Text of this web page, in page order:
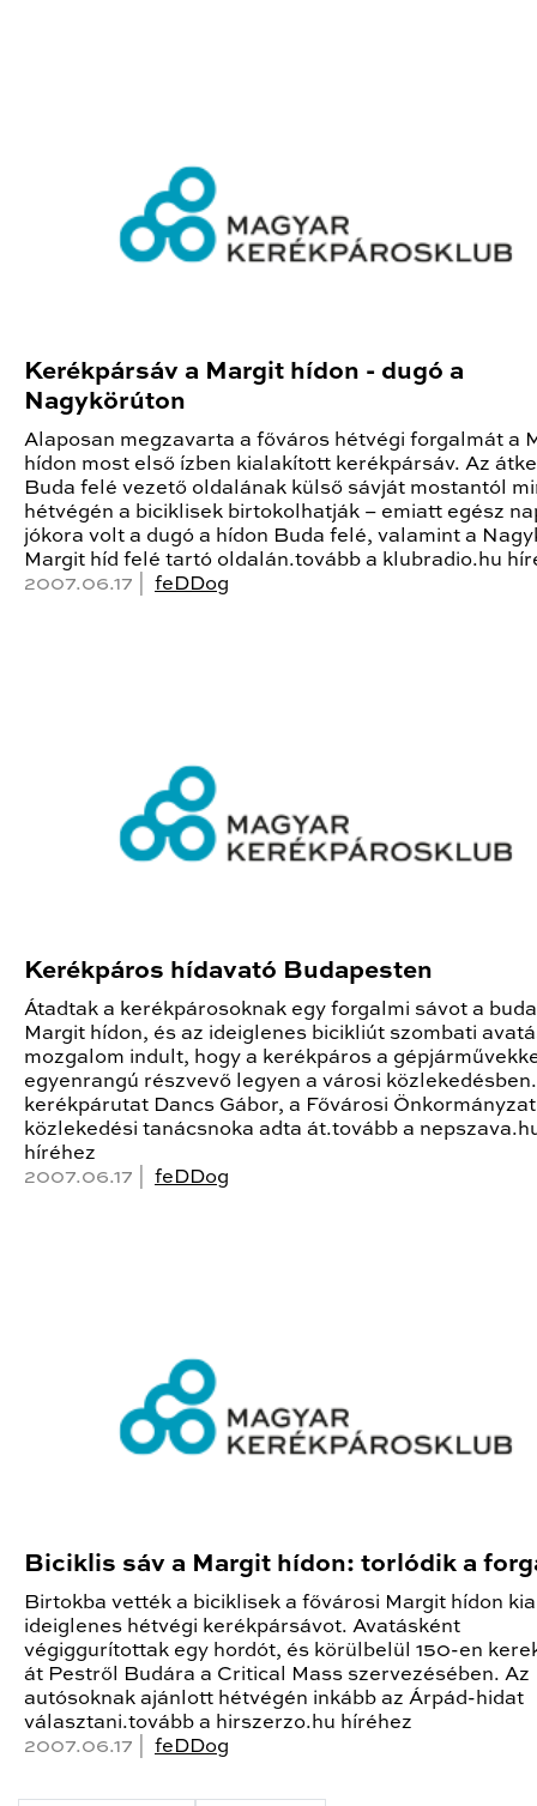
Kerékpársáv a Margit hídon - dugó a
Nagykörúton
Alaposan megzavarta a főváros hétvégi forgalmát a
hídon most első ízben kialakított kerékpársáv. Az
Buda felé vezető oldalának külső sávját mostantól
hétvégén a biciklisek birtokolhatják – emiatt egész
jókora volt a dugó a hídon Buda felé, valamint a
Margit híd felé tartó oldalán.tovább a klubradio.hu
2007.06.17 | feDDog
Kerékpáros hídavató Budapesten
Átadtak a kerékpárosoknak egy forgalmi sávot a
Margit hídon, és az ideiglenes bicikliút szombati
mozgalom indult, hogy a kerékpáros a
egyenrangú részvevő legyen a városi
kerékpárutat Dancs Gábor, a Fővárosi Önkormányzat
közlekedési tanácsnoka adta át.tovább a
híréhez
2007.06.17 | feDDog
Biciklis sáv a Margit hídon: torlódik a
Birtokba vették a biciklisek a fővárosi Margit hídon
ideiglenes hétvégi kerékpársávot. Avatásként
végiggurítottak egy hordót, és körülbelül 150-en
át Pestről Budára a Critical Mass szervezésében. Az
autósoknak ajánlott hétvégén inkább az Árpád-hidat
választani.tovább a hirszerzo.hu híréhez
2007.06.17 | feDDog